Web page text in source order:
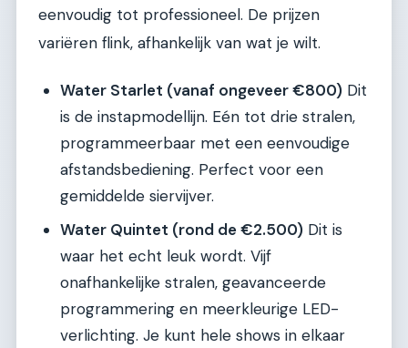
eenvoudig tot professioneel. De prijzen
variëren flink, afhankelijk van wat je wilt.
Water Starlet (vanaf ongeveer €800) Dit
is de instapmodellijn. Eén tot drie stralen,
programmeerbaar met een eenvoudige
afstandsbediening. Perfect voor een
gemiddelde siervijver.
Water Quintet (rond de €2.500) Dit is
waar het echt leuk wordt. Vijf
onafhankelijke stralen, geavanceerde
programmering en meerkleurige LED-
verlichting. Je kunt hele shows in elkaar